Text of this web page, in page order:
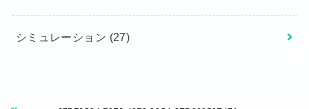
シミュレーション (27)